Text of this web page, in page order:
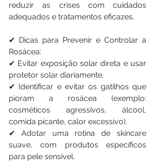
reduzir as crises com cuidados
adequados e tratamentos eficazes.
✔ Dicas para Prevenir e Controlar a
Rosácea:
✔ Evitar exposição solar direta e usar
protetor solar diariamente.
✔ Identificar e evitar os gatilhos que
pioram a rosácea (exemplo:
cosméticos agressivos, álcool,
comida picante, calor excessivo).
✔ Adotar uma rotina de skincare
suave, com produtos específicos
para pele sensível.